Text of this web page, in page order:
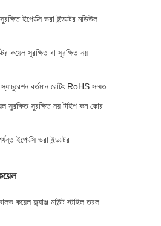
ইপোক্সি ভরা ইন্ডাক্টর মডিউল
কয়েল সুরক্ষিত বা সুরক্ষিত নয়
স্যাচুরেশন বর্তমান রেটিং RoHS সম্মত
সুরক্ষিত সুরক্ষিত নয় টাইপ কম কোর
ইপোক্সি ভরা ইন্ডাক্টর
কয়েল ফ্ল্যাঞ্জ মাউন্ট স্টাইল তরল